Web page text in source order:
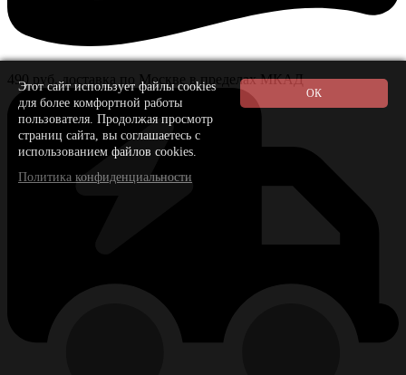
490 руб. доставка по Москве в пределах МКАД
Этот сайт использует файлы cookies
для более комфортной работы
пользователя. Продолжая просмотр
страниц сайта, вы соглашаетесь с
использованием файлов cookies.
Политика конфиденциальности